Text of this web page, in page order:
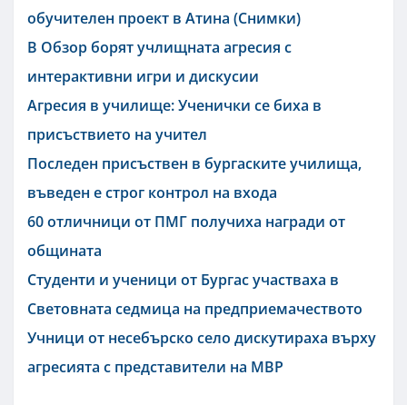
обучителен проект в Атина (Снимки)
В Обзор борят учлищната агресия с
интерактивни игри и дискусии
Агресия в училище: Ученички се биха в
присъствието на учител
Последен присъствен в бургаските училища,
въведен е строг контрол на входа
60 отличници от ПМГ получиха награди от
общината
Студенти и ученици от Бургас участваха в
Световната седмица на предприемачеството
Учници от несебърско село дискутираха върху
агресията с представители на МВР